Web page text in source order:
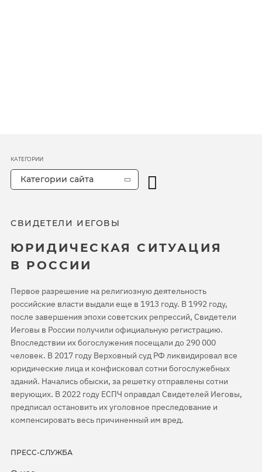
СВИДЕТЕЛИ ИЕГОВЫ
ЮРИДИЧЕСКАЯ СИТУАЦИЯ
В РОССИИ
Первое разрешение на религиозную деятельность
российские власти выдали еще в 1913 году. В 1992 году,
после завершения эпохи советских репрессий, Свидетели
Иеговы в России получили официальную регистрацию.
Впоследствии их богослужения посещали до 290 000
человек. В 2017 году Верховный суд РФ ликвидировал все
юридические лица и конфисковал сотни богослужебных
зданий. Начались обыски, за решетку отправлены сотни
верующих. В 2022 году ЕСПЧ оправдал Свидетелей Иеговы,
предписал остановить их уголовное преследование и
компенсировать весь причиненный им вред.
ПРЕСС-СЛУЖБА
КАТЕГОРИИ
Категории сайта